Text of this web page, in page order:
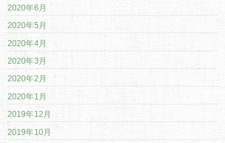
2020年6月
2020年5月
2020年4月
2020年3月
2020年2月
2020年1月
2019年12月
2019年10月